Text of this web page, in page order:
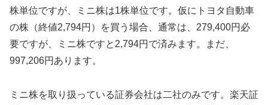
株単位ですが、ミニ株は1株単位です。仮にトヨタ自動車
の株（終値2,794円）を買う場合、通常は、279,400円必
要ですが、ミニ株ですと2,794円で済みます。まだ、
997,206円あります。
ミニ株を取り扱っている証券会社は二社のみです。楽天証